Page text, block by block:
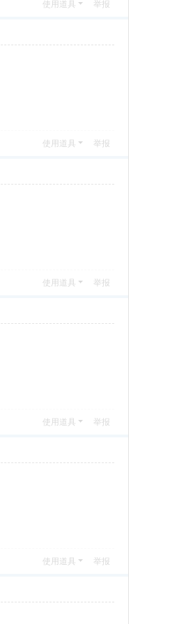
使用道具 举报
使用道具 举报
使用道具 举报
使用道具 举报
使用道具 举报